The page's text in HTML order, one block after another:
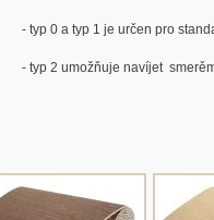
- typ 0 a typ 1 je určen pro
- typ 2 umožňuje navíjet